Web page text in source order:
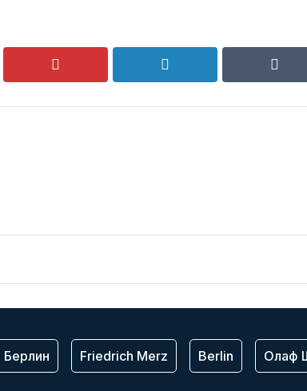
Берлин Friedrich Merz Berlin Олаф